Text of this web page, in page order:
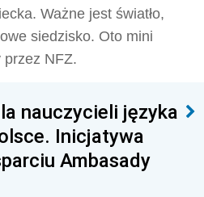
Ważne jest światło,
siedzisko. Oto mini
przez NFZ.
nauczycieli języka
Inicjatywa
Ambasady